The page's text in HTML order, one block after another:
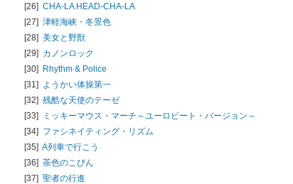
[26] CHA-LA HEAD-CHA-LA
[27] 津軽海峡・冬景色
[28] 美女と野獣
[29] カノンロック
[30] Rhythm & Police
[31] ようかい体操第一
[32] 残酷な天使のテーゼ
[33]
ミッキーマウス・マーチ～ユーロビート・バージョン～
[34] ファシネイティング・リズム
[35] A列車で行こう
[36] 茶色のこびん
[37] 聖者の行進